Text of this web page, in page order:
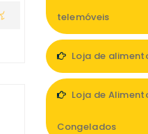
telemóveis
Loja de
Loja de
Congelados